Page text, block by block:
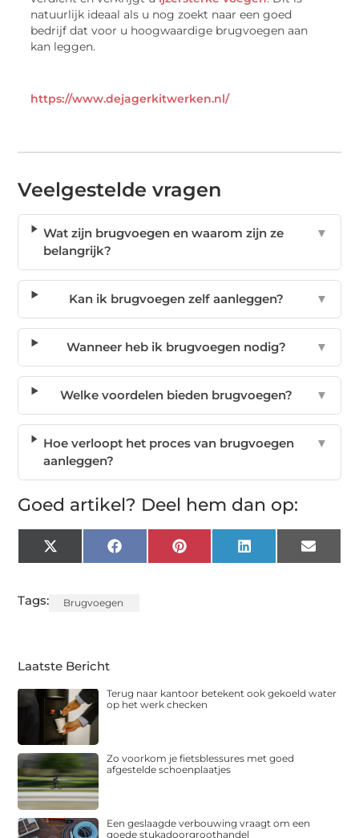
natuurlijk ideaal als u nog zoekt naar een goed
bedrijf dat voor u hoogwaardige brugvoegen aan
kan leggen.
https://www.dejagerkitwerken.nl/
Veelgestelde vragen
Wat zijn brugvoegen en waarom zijn ze
belangrijk?
▼
Kan ik brugvoegen zelf aanleggen? ▼
Wanneer heb ik brugvoegen nodig? ▼
Welke voordelen bieden brugvoegen? ▼
Hoe verloopt het proces van brugvoegen
aanleggen?
▼
Goed artikel? Deel hem dan op:
X
(Twitter)
FacebookPinterest LinkedIn Email
Tags: Brugvoegen
Laatste Bericht
Terug naar kantoor betekent ook gekoeld water
op het werk checken
Zo voorkom je fietsblessures met goed
afgestelde schoenplaatjes
Een geslaagde verbouwing vraagt om een
goede stukadoorgroothandel